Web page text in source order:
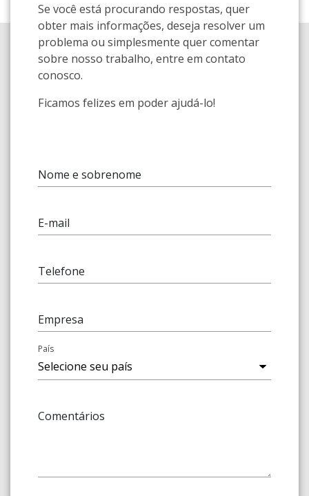
Se você está procurando respostas, quer
obter mais informações, deseja resolver um
problema ou simplesmente quer comentar
sobre nosso trabalho, entre em contato
conosco.
Ficamos felizes em poder ajudá-lo!
Nome e sobrenome
E-mail
Telefone
Empresa
País
Comentários